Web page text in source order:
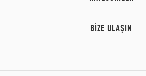
BİZE ULAŞIN